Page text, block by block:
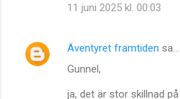
11 juni 2025 kl. 00:03
Äventyret framtiden sa…
Gunnel,
ja, det är stor skillnad